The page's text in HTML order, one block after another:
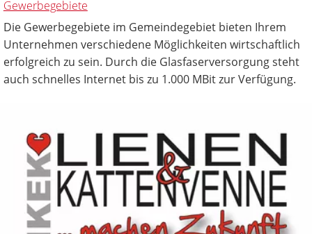
Gewerbegebiete
Die Gewerbegebiete im Gemeindegebiet bieten Ihrem
Unternehmen verschiedene Möglichkeiten wirtschaftlich
erfolgreich zu sein. Durch die Glasfaserversorgung steht
auch schnelles Internet bis zu 1.000 MBit zur Verfügung.